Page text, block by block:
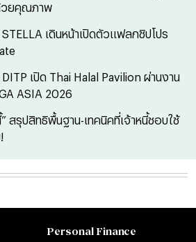
วยคุณภาพ
เดินหน้าเปิดตัวแฟลกชิปโปร
เปิด Thai Halal Pavilion ผ่านงาน
ASIA 2026
สรุปสิทธิพื้นฐาน-เทคนิคที่เจ้าหนี้ชอบใช้
Personal Finance